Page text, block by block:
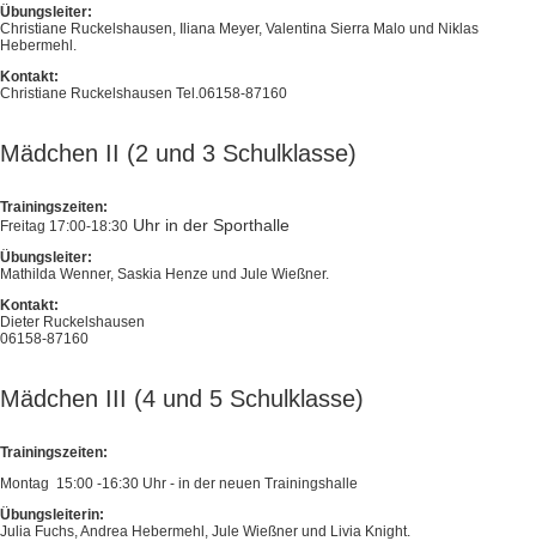
Übungsleiter:
Christiane Ruckelshausen, Iliana Meyer, Valentina Sierra Malo und Niklas
Hebermehl.
Kontakt:
Christiane Ruckelshausen Tel.06158-87160
Mädchen II (2 und 3 Schulklasse)
Trainingszeiten:
Freitag 17:00-18:30 Uhr in der Sporthalle
Übungsleiter:
Mathilda Wenner, Saskia Henze und Jule Wießner.
Kontakt:
Dieter Ruckelshausen
06158-87160
Mädchen III (4 und 5 Schulklasse)
Trainingszeiten:
Montag 15:00 -16:30 Uhr - in der neuen Trainingshalle
Übungsleiterin:
Julia Fuchs, Andrea Hebermehl, Jule Wießner und Livia Knight.